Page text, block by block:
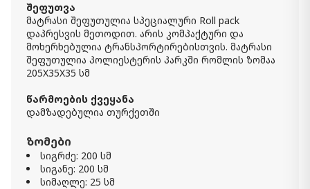
- +
კალათაში დამატება
800.00 ₾
700.00 ₾
შეფუთვა
მატრასი შეფუთულია სპეციალური Roll pack
დაპრესვის მეთოდით. არის კომპაქტური და
მოხერხებულია ტრანსპორტირებისთვის. მატრასი
შეფუთულია პოლიესტერის პარკში რომლის ზომაა
205X35X35 სმ
წარმოების ქვეყანა
დამზადებულია თურქეთში
ზომები
სიგრძე: 200 სმ
სიგანე: 200 სმ
სიმაღლე: 25 სმ